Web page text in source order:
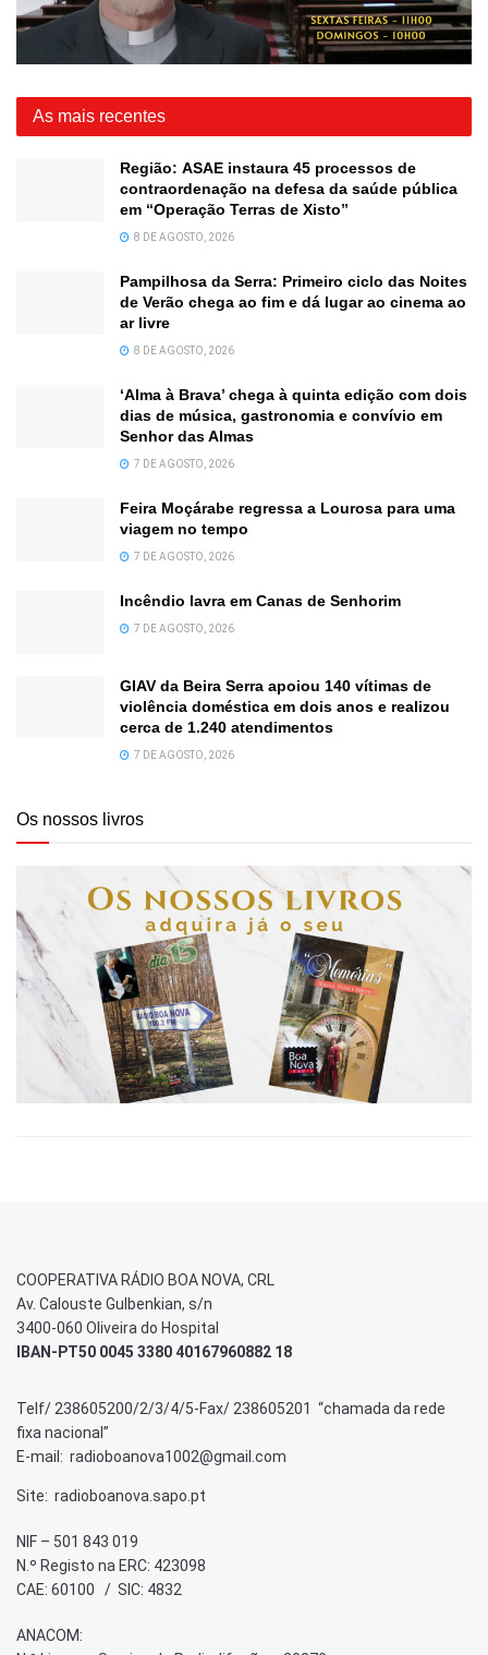
As mais recentes
Região: ASAE instaura 45 processos de
contraordenação na defesa da saúde pública
em “Operação Terras de Xisto”
8 DE AGOSTO, 2026
Pampilhosa da Serra: Primeiro ciclo das Noites
de Verão chega ao fim e dá lugar ao cinema ao
ar livre
8 DE AGOSTO, 2026
‘Alma à Brava’ chega à quinta edição com dois
dias de música, gastronomia e convívio em
Senhor das Almas
7 DE AGOSTO, 2026
Feira Moçárabe regressa a Lourosa para uma
viagem no tempo
7 DE AGOSTO, 2026
Incêndio lavra em Canas de Senhorim
7 DE AGOSTO, 2026
GIAV da Beira Serra apoiou 140 vítimas de
violência doméstica em dois anos e realizou
cerca de 1.240 atendimentos
7 DE AGOSTO, 2026
Os nossos livros
COOPERATIVA RÁDIO BOA NOVA, CRL
Av. Calouste Gulbenkian, s/n
3400-060 Oliveira do Hospital
IBAN-PT50 0045 3380 40167960882 18
Telf/ 238605200/2/3/4/5-Fax/ 238605201 “chamada da rede
fixa nacional”
E-mail: radioboanova1002@gmail.com
Site: radioboanova.sapo.pt
NIF – 501 843 019
N.º Registo na ERC: 423098
CAE: 60100 / SIC: 4832
ANACOM: